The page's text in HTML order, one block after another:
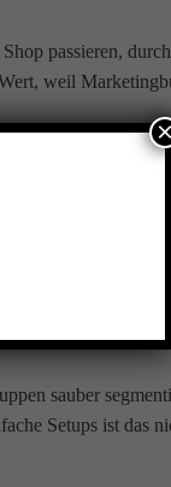
passieren, durch
weil
Nur so lässt sich
buchen, welche
sauber
Setups ist das